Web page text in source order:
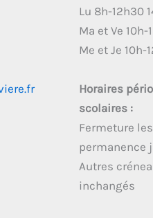
Lu 8h-12h30
Ma et Ve 10h-
Me et Je 10h-
Horaires
scolaires :
Fermeture
permanence
Autres
inchangés